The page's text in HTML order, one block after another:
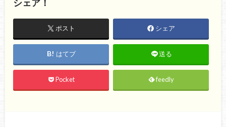
シェア！
ポスト シェア
はてブ 送る
Pocket feedly